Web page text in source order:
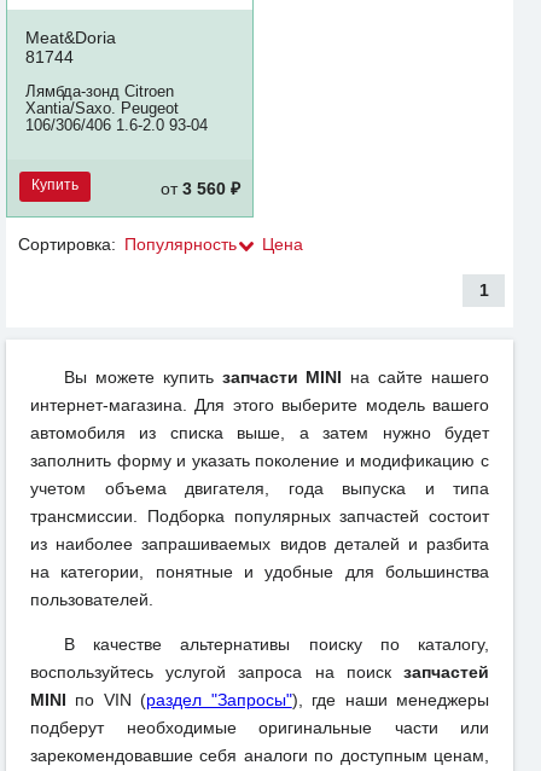
Meat&Doria
81744
Лямбда-зонд Citroen
Xantia/Saxo. Peugeot
106/306/406 1.6-2.0 93-04
Купить от3 560 ₽
Сортировка: Популярность Цена
1
Вы можете купить запчасти MINI на сайте нашего
интернет-магазина. Для этого выберите модель вашего
автомобиля из списка выше, а затем нужно будет
заполнить форму и указать поколение и модификацию с
учетом объема двигателя, года выпуска и типа
трансмиссии. Подборка популярных запчастей состоит
из наиболее запрашиваемых видов деталей и разбита
на категории, понятные и удобные для большинства
пользователей.
В качестве альтернативы поиску по каталогу,
воспользуйтесь услугой запроса на поиск запчастей
MINI по VIN (раздел "Запросы"), где наши менеджеры
подберут необходимые оригинальные части или
зарекомендовавшие себя аналоги по доступным ценам,